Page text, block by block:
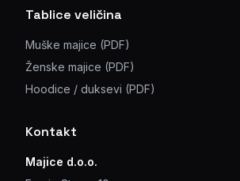
Tablice veličina
Muške majice (PDF)
Ženske majice (PDF)
Hoodice / duksevi (PDF)
Kontakt
Majice d.o.o.